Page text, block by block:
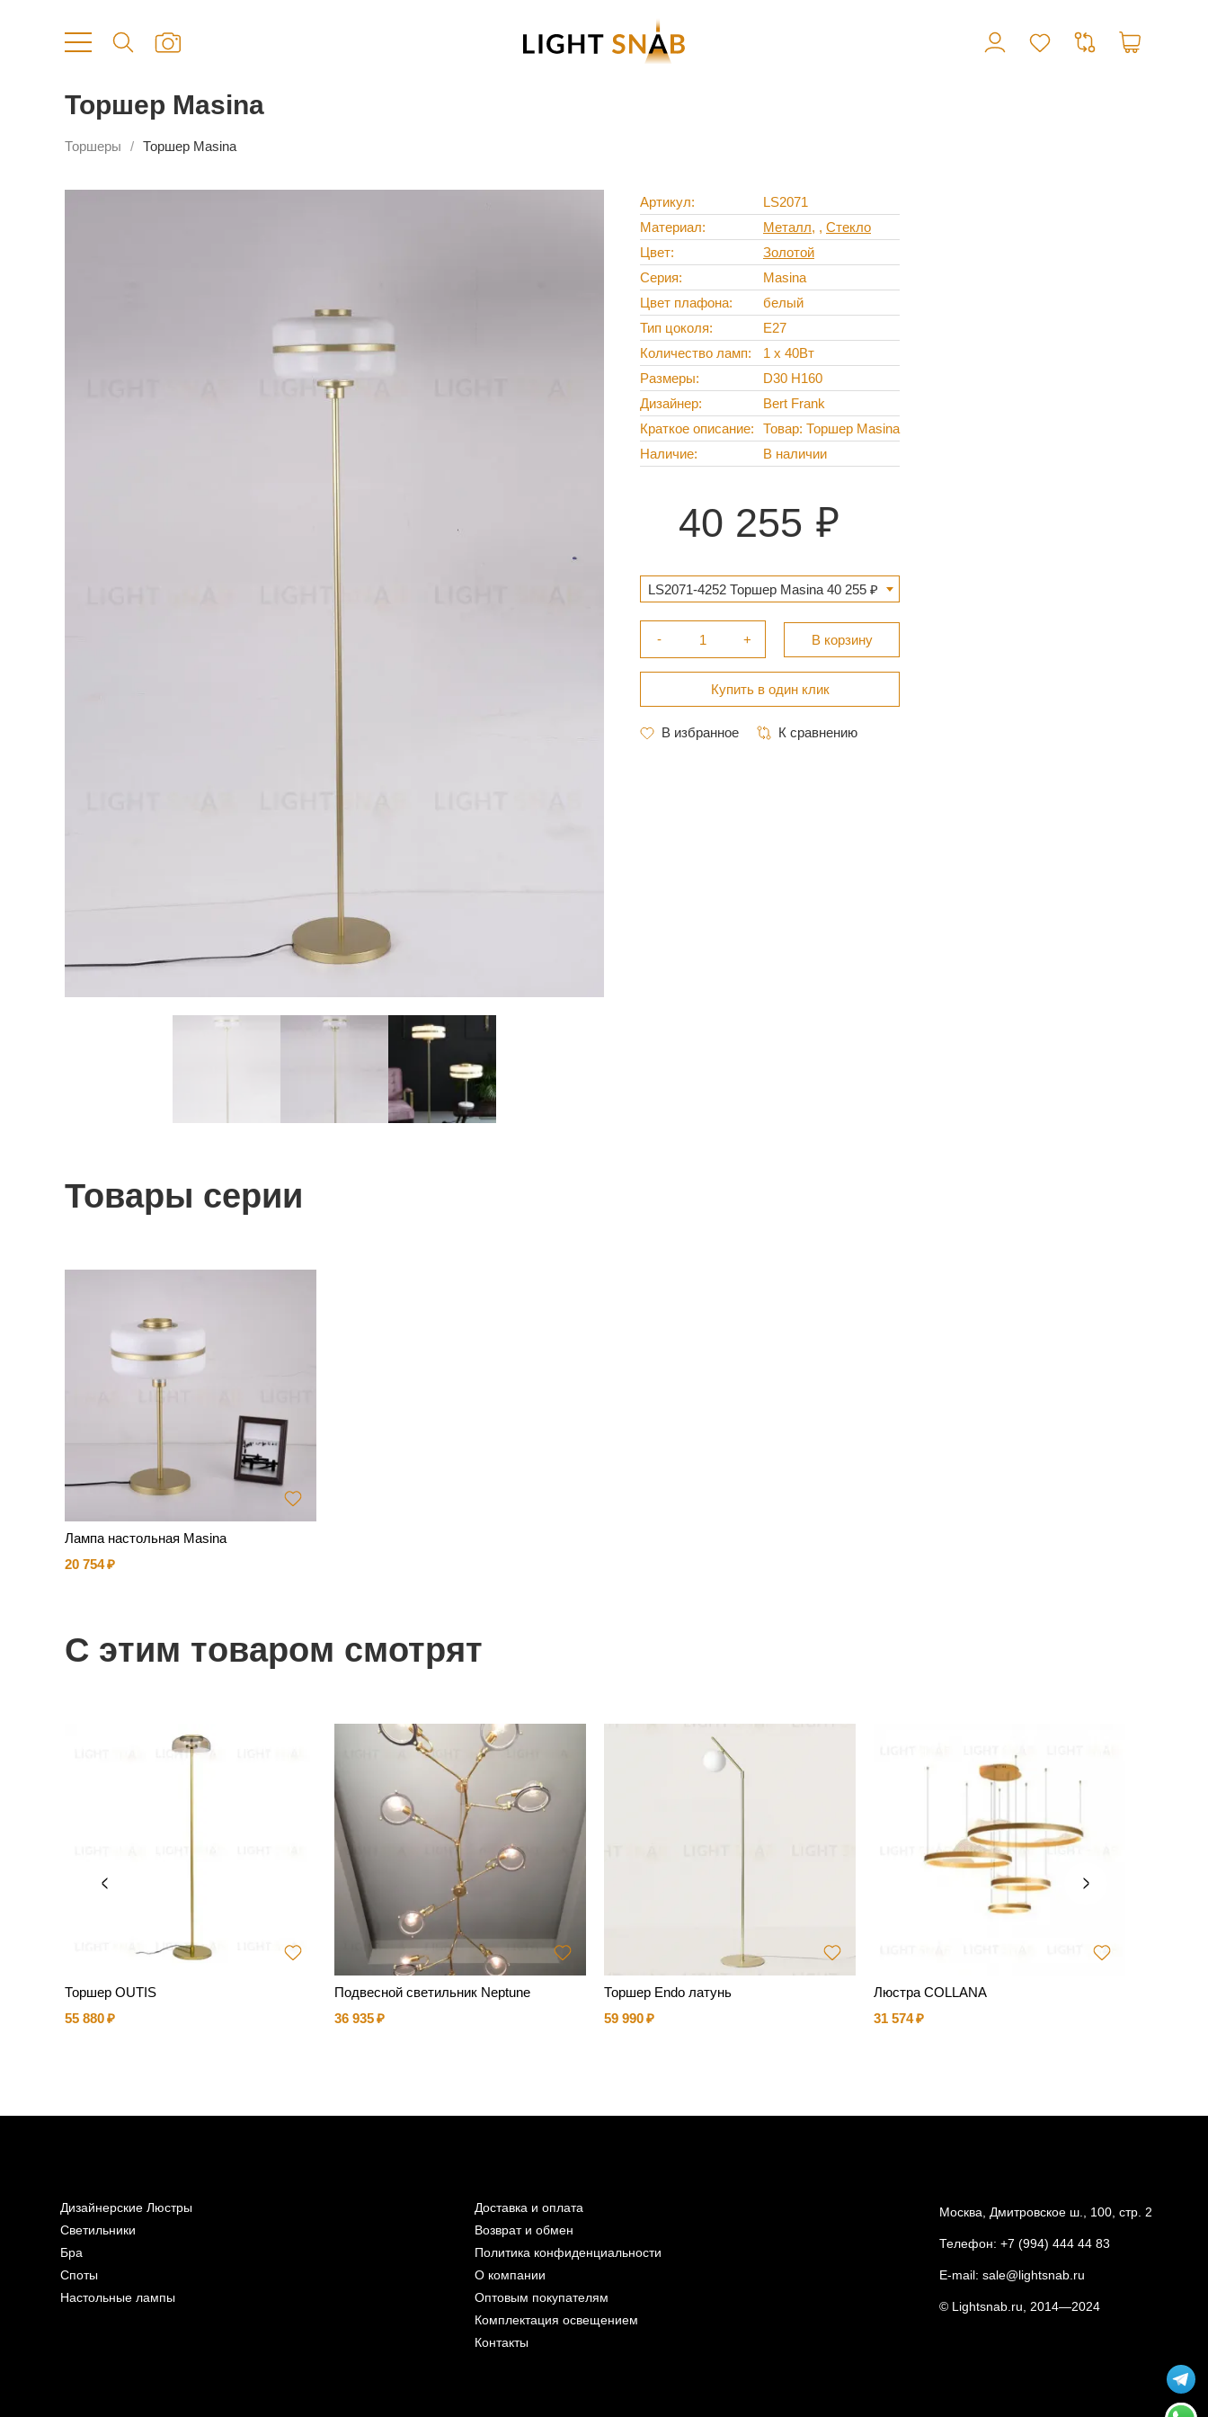
Торшер Masina
Торшеры Торшер Masina
Артикул
LS2071
Материал
Металл , Стекло
Цвет
Золотой
Серия
Masina
Цвет плафона
белый
Тип цоколя
E27
Количество ламп
1 x 40Вт
Размеры
D30 H160
Дизайнер
Bert Frank
Краткое описание
Товар: Торшер Masina
Наличие
В наличии
40 255
LS2071-4252 Торшер Masina 40 255 ₽
Товары серии
Лампа настольная Masina
20 754
С этим товаром смотрят
Торшер OUTIS
55 880
Подвесной светильник Neptune
36 935
Торшер Endo латунь
59 990
Люстра COLLANA
31 574
Дизайнерские Люстры
Светильники
Бра
Споты
Настольные лампы
Доставка и оплата
Возврат и обмен
Политика конфиденциальности
О компании
Оптовым покупателям
Комплектация освещением
Контакты
Москва, Дмитровское ш., 100, стр. 2
Телефон: +7 (994) 444 44 83
E-mail: sale@lightsnab.ru
© Lightsnab.ru, 2014—2024